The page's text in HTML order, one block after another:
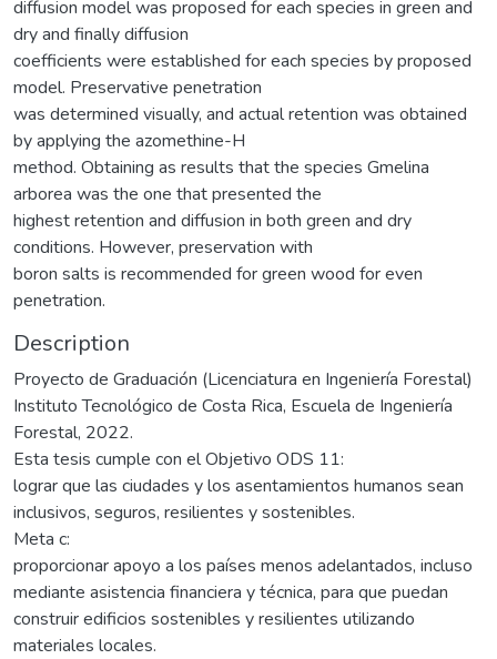
diffusion model was proposed for each species in green and
dry and finally diffusion
coefficients were established for each species by proposed
model. Preservative penetration
was determined visually, and actual retention was obtained
by applying the azomethine-H
method. Obtaining as results that the species Gmelina
arborea was the one that presented the
highest retention and diffusion in both green and dry
conditions. However, preservation with
boron salts is recommended for green wood for even
penetration.
Description
Proyecto de Graduación (Licenciatura en Ingeniería Forestal)
Instituto Tecnológico de Costa Rica, Escuela de Ingeniería
Forestal, 2022.
Esta tesis cumple con el Objetivo ODS 11:
lograr que las ciudades y los asentamientos humanos sean
inclusivos, seguros, resilientes y sostenibles.
Meta c:
proporcionar apoyo a los países menos adelantados, incluso
mediante asistencia financiera y técnica, para que puedan
construir edificios sostenibles y resilientes utilizando
materiales locales.